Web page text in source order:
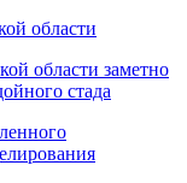
области заметно
стада